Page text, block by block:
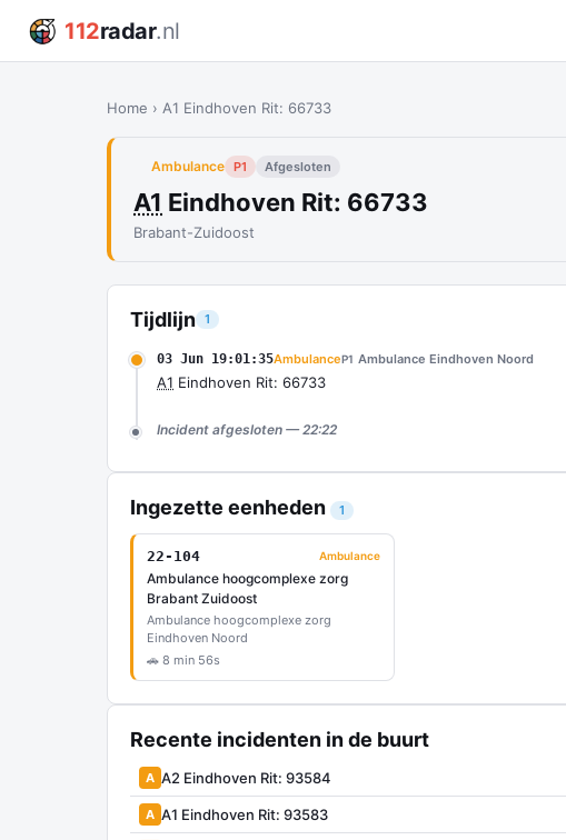
112radar.nl
Home › A1 Eindhoven Rit: 66733
Ambulance P1 Afgesloten
A1 Eindhoven Rit: 66733
Brabant-Zuidoost
Tijdlijn 1
03 Jun 19:01:35AmbulanceP1 Ambulance Eindhoven Noord
A1 Eindhoven Rit: 66733
Incident afgesloten — 22:22
Ingezette eenheden 1
22-104 Ambulance
Ambulance hoogcomplexe zorg
Brabant Zuidoost
Ambulance hoogcomplexe zorg
Eindhoven Noord
🚗 8 min 56s
Recente incidenten in de buurt
A A2 Eindhoven Rit: 93584
A A1 Eindhoven Rit: 93583